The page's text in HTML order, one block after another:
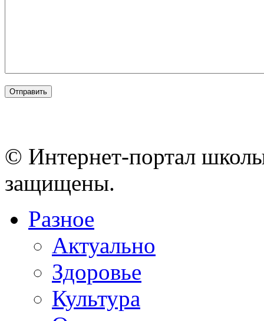
© Интернет-портал
защищены.
Разное
Актуально
Здоровье
Культура